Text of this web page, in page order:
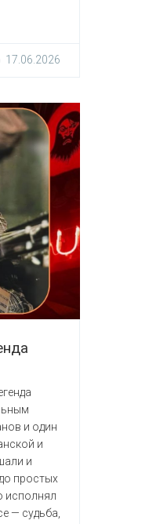
17.06.2026
и один
и
и
простых
исполнял
— судьба,